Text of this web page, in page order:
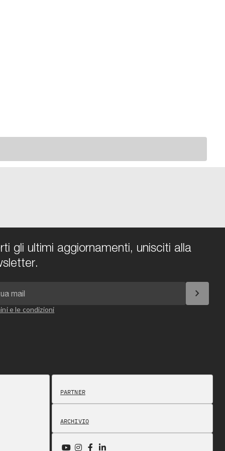
gli ultimi aggiornamenti, unisciti alla
chevron_right
e le condizioni
PARTNER
ARCHIVIO